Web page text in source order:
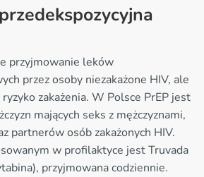
przyjmowanie leków
przez osoby niezakażone HIV, ale
zakażenia. W Polsce PrEP jest
mających seks z mężczyznami,
partnerów osób zakażonych HIV.
w profilaktyce jest Truvada
przyjmowana codziennie.